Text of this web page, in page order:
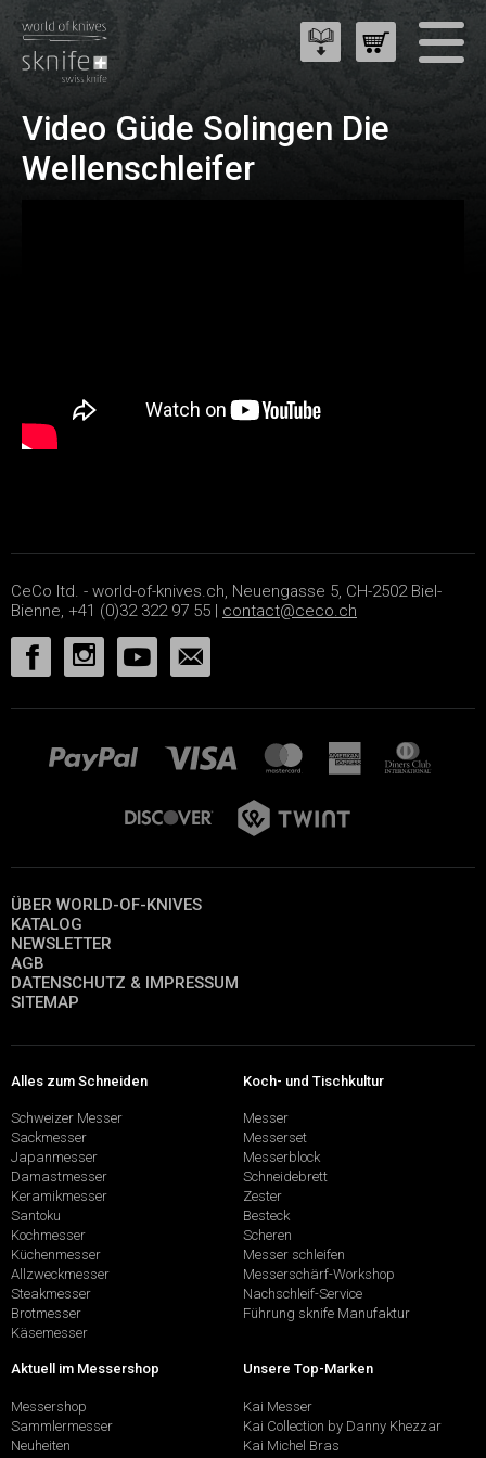
Video Güde Solingen Die
Wellenschleifer
CeCo ltd. - world-of-knives.ch, Neuengasse 5, CH-2502 Biel-
Bienne, +41 (0)32 322 97 55 | contact@ceco.ch
ÜBER WORLD-OF-KNIVES
KATALOG
NEWSLETTER
AGB
DATENSCHUTZ & IMPRESSUM
SITEMAP
Alles zum Schneiden
Schweizer Messer
Sackmesser
Japanmesser
Damastmesser
Keramikmesser
Santoku
Kochmesser
Küchenmesser
Allzweckmesser
Steakmesser
Brotmesser
Käsemesser
Koch- und Tischkultur
Messer
Messerset
Messerblock
Schneidebrett
Zester
Besteck
Scheren
Messer schleifen
Messerschärf-Workshop
Nachschleif-Service
Führung sknife Manufaktur
Aktuell im Messershop
Messershop
Sammlermesser
Neuheiten
Unsere Top-Marken
Kai Messer
Kai Collection by Danny Khezzar
Kai Michel Bras